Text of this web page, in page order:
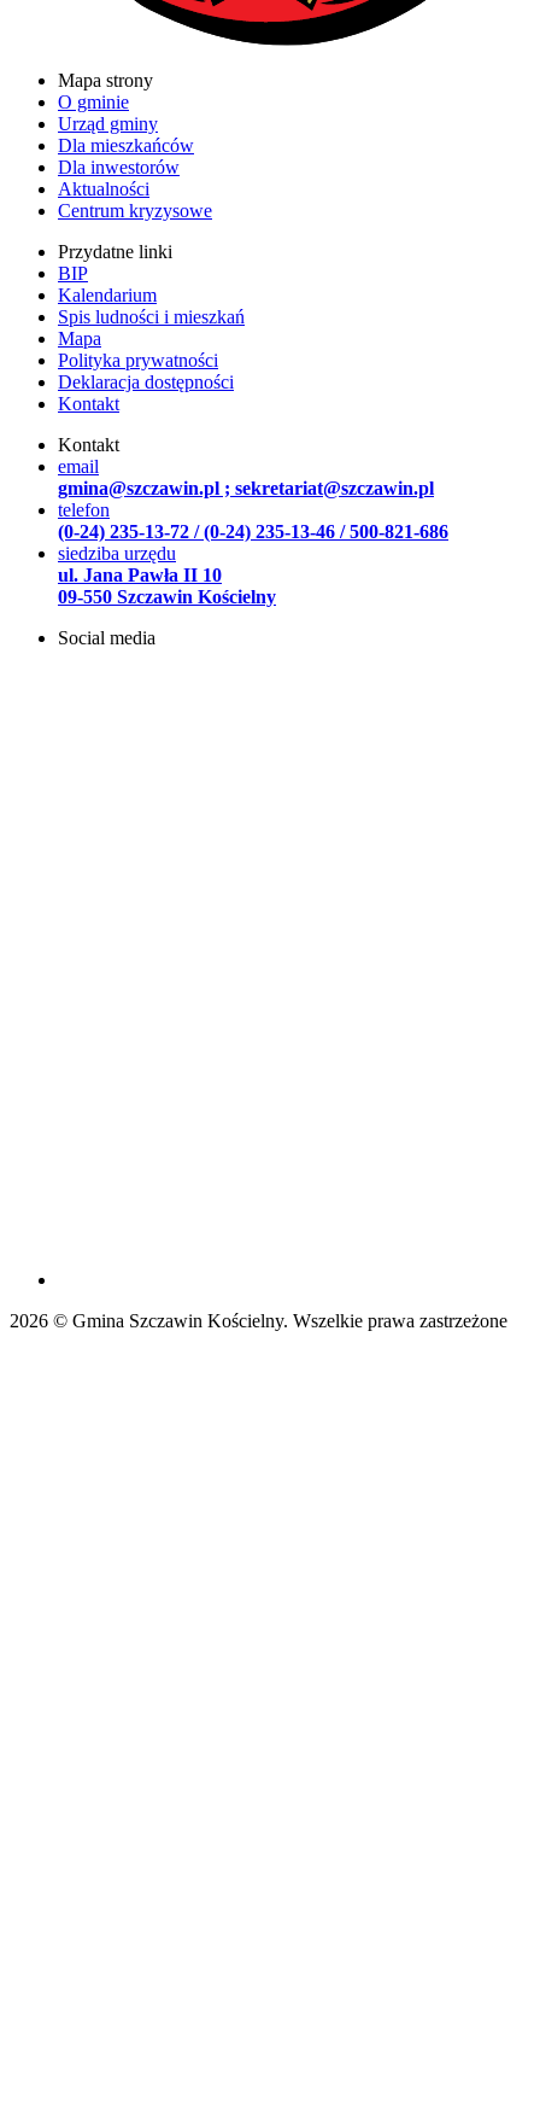
Mapa strony
O gminie
Urząd gminy
Dla mieszkańców
Dla inwestorów
Aktualności
Centrum kryzysowe
Przydatne linki
BIP
Kalendarium
Spis ludności i mieszkań
Mapa
Polityka prywatności
Deklaracja dostępności
Kontakt
Kontakt
email
gmina@szczawin.pl ; sekretariat@szczawin.pl
telefon
(0-24) 235-13-72 / (0-24) 235-13-46 / 500-821-686
siedziba urzędu
ul. Jana Pawła II 10
09-550 Szczawin Kościelny
Social media
2026 © Gmina Szczawin Kościelny. Wszelkie prawa zastrzeżone